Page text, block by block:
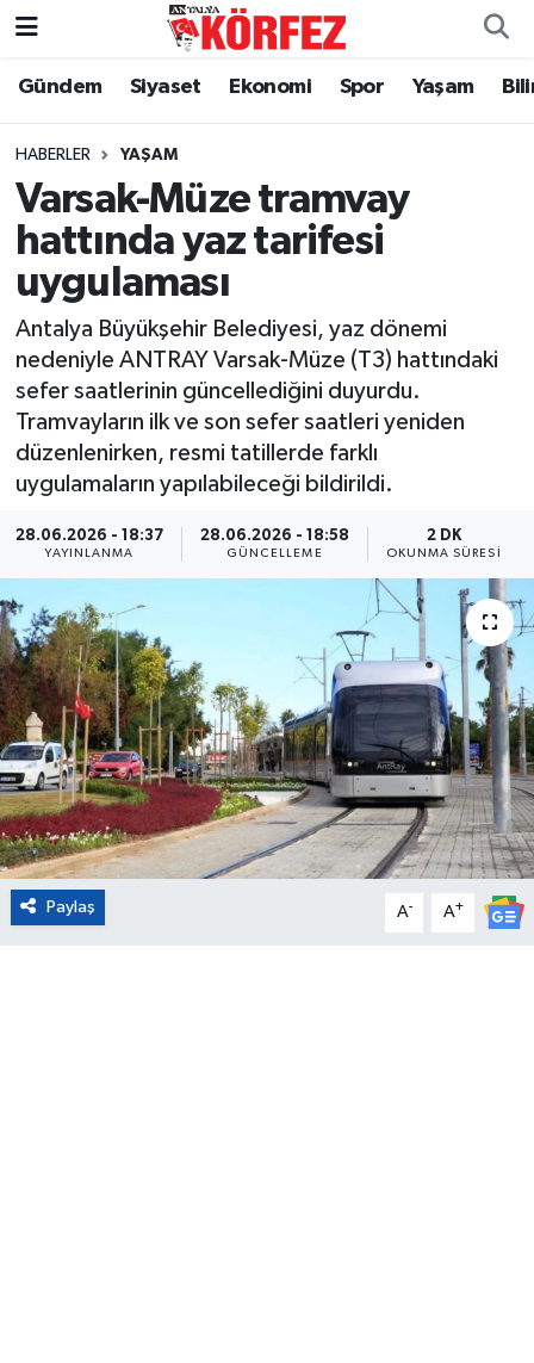
Gündem Siyaset Ekonomi Spor Yaşam
HABERLER YAŞAM
Varsak-Müze tramvay
hattında yaz tarifesi
uygulaması
Antalya Büyükşehir Belediyesi, yaz dönemi
nedeniyle ANTRAY Varsak-Müze (T3) hattındaki
sefer saatlerinin güncellediğini duyurdu.
Tramvayların ilk ve son sefer saatleri yeniden
düzenlenirken, resmi tatillerde farklı
uygulamaların yapılabileceği bildirildi.
28.06.2026 - 18:37
YAYINLANMA
28.06.2026 - 18:58
GÜNCELLEME
2 DK
OKUNMA SÜRESI
Paylaş A- A+
Gündem
Siyaset
Yerel Yönetim
Ekonomi
Spor
Yaşam
Asayiş
Eğitim
Sağlık
Magazin
Turizm
Çevre
Kültür ve Sanat
Nöbetçi Eczaneler
Hava Durumu
Trafik Durumu
Süper Lig Puan Durumu ve Fikstür
Tüm Manşetler
Son Dakika Haberleri
Haber Arşivi